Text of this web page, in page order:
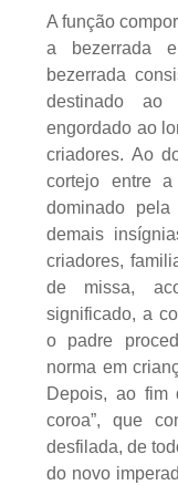
A função
a bezerrada
bezerrada
destinado ao
engordado ao
criadores. Ao
cortejo entre
dominado
demais
criadores,
de missa,
significado, a
o padre
norma em
Depois, ao fim
coroa”, que
desfilada, de
do novo